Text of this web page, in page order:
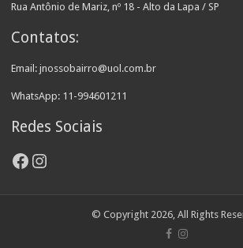
Rua Antônio de Mariz, nº 18 - Alto da Lapa / SP
Contatos:
Email: jnossobairro@uol.com.br
WhatsApp: 11-994601211
Redes Sociais
Facebook
Instagram
© Copyright 2026, All Rights